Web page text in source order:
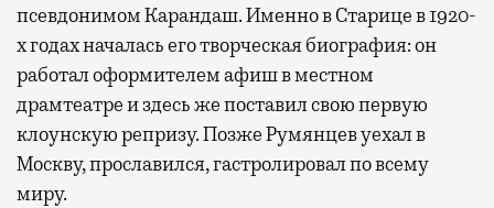
псевдонимом Карандаш. Именно в Старице в 1920-
х годах началась его творческая биография: он
работал оформителем афиш в местном
драмтеатре и здесь же поставил свою первую
клоунскую репризу. Позже Румянцев уехал в
Москву, прославился, гастролировал по всему
миру.